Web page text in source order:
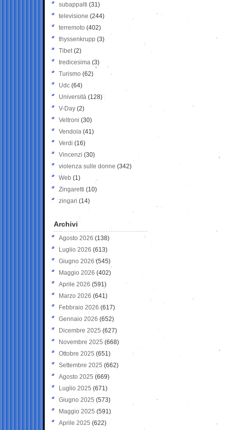
subappalti (31)
televisione(244)
terremoto (402)
thyssenkrupp (3)
Tibet(2)
tredicesima (3)
Turismo (62)
Udc (64)
Università (128)
V-Day (2)
Veltroni (30)
Vendola (41)
Verdi (16)
Vincenzi (30)
violenza sulle donne (342)
Web (1)
Zingaretti (10)
zingari (14)
Archivi
Agosto 2026 (138)
Luglio 2026 (613)
Giugno 2026 (545)
Maggio 2026 (402)
Aprile 2026 (591)
Marzo 2026 (641)
Febbraio 2026 (617)
Gennaio 2026 (652)
Dicembre 2025 (627)
Novembre 2025 (668)
Ottobre 2025 (651)
Settembre 2025 (662)
Agosto 2025 (669)
Luglio 2025 (671)
Giugno 2025 (573)
Maggio 2025 (591)
Aprile 2025 (622)